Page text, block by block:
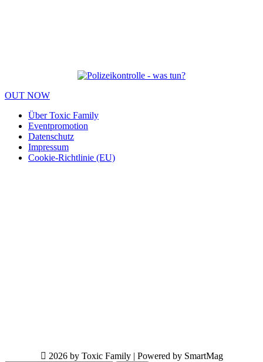
OUT NOW
Über Toxic Family
Eventpromotion
Datenschutz
Impressum
Cookie-Richtlinie (EU)
2026 by Toxic Family | Powered by SmartMag